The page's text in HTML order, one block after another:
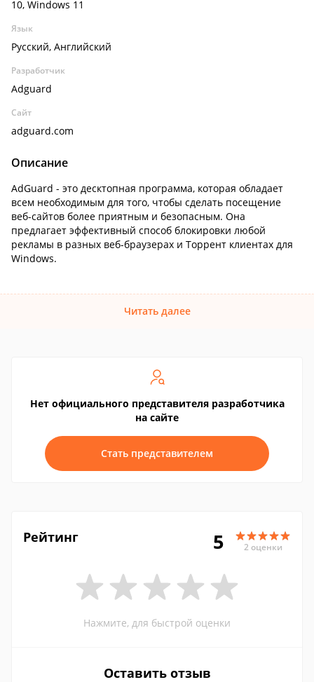
10, Windows 11
Язык
Русский, Английский
Разработчик
Adguard
Сайт
adguard.com
Описание
AdGuard - это десктопная программа, которая обладает
всем необходимым для того, чтобы сделать посещение
веб-сайтов более приятным и безопасным. Она
предлагает эффективный способ блокировки любой
рекламы в разных веб-браузерах и Торрент клиентах для
Windows.
Читать далее
Нет официального представителя разработчика
на сайте
Стать представителем
Рейтинг 5 2 оценки
Нажмите, для быстрой оценки
Оставить отзыв